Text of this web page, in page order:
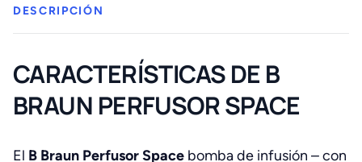
DESCRIPCIÓN
CARACTERÍSTICAS DE B
BRAUN PERFUSOR SPACE
El B Braun Perfusor Space bomba de infusión – con